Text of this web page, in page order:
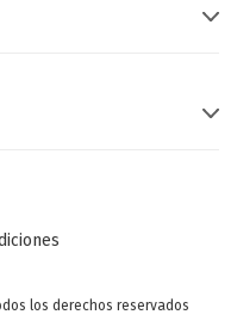
los derechos reservados